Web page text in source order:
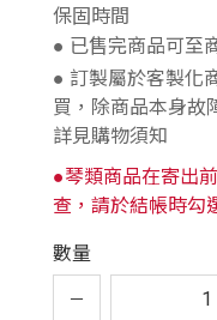
保固時間
● 已售完商品可至
● 訂製屬於客製化
買，除商品本身故
詳見購物須知
●琴類商品在寄出
查，請於結帳時勾
數量